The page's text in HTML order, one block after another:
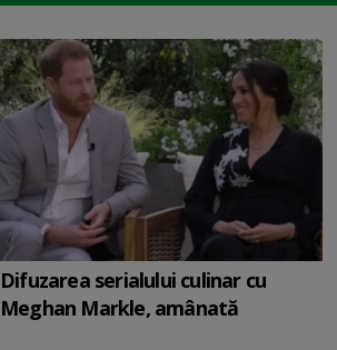
Difuzarea serialului culinar cu
Meghan Markle, amânată